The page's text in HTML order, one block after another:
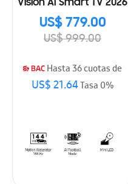
Vision AI Smart TV 2026
US$ 779.00
US$ 999.00
Hasta 36 cuotas de
US$ 21.64Tasa 0%